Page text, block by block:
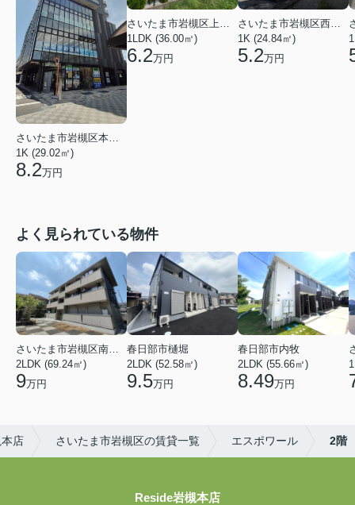
1K (29.02㎡)
8.2万円
さいたま市岩槻区上里１丁目
1LDK (36.00㎡)
6.2万円
さいたま市岩槻区西町５丁目
1K (24.84㎡)
5.2万円
よく見られている物件
2LDK (69.24㎡)
9万円
春日部市樋堀
2LDK (52.58㎡)
9.5万円
春日部市内牧
2LDK (55.66㎡)
8.49万円
店 さいたま市岩槻区の賃貸一覧 エスポワール 2階
Reside岩槻本店